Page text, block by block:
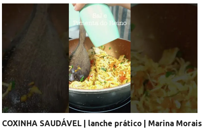
COXINHA SAUDÁVEL | lanche prático | Marina Morais